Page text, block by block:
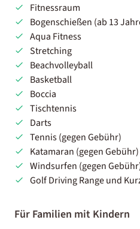
Fitnessraum
Bogenschießen (ab 13
Aqua Fitness
Stretching
Beachvolleyball
Basketball
Boccia
Tischtennis
Darts
Tennis (gegen Gebühr)
Katamaran (gegen Gebühr)
Windsurfen (gegen
Golf Driving Range und
Für Familien mit Kindern